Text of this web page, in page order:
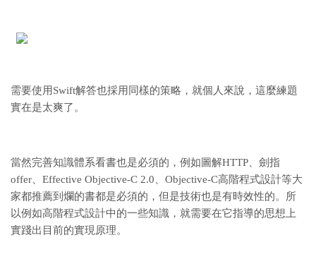
需要使用Swift解答也採用同樣的策略，就個人來說，這麼練題
實在是太爽了。
當然完善知識體系看書也是必須的，例如圖解HTTP、劍指
offer、Effective Objective-C 2.0、Objective-C高階程式設計等大
家都推薦到爛的書都是必須的，但是技術也是有時效性的。所
以例如高階程式設計中的一些知識，就需要在它指導的思想上
實踐出目前的實現原理。